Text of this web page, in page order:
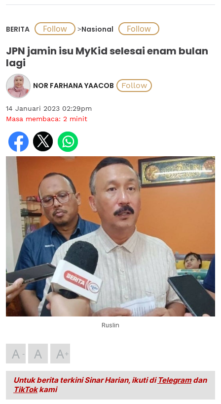
BERITA >Nasional
JPN jamin isu MyKid selesai enam bulan
lagi
NOR FARHANA YAACOB
14 Januari 2023 02:29pm
Masa membaca: 2 minit
Ruslin
A A A
Untuk berita terkini Sinar Harian, ikuti di Telegramdan
TikTokkami